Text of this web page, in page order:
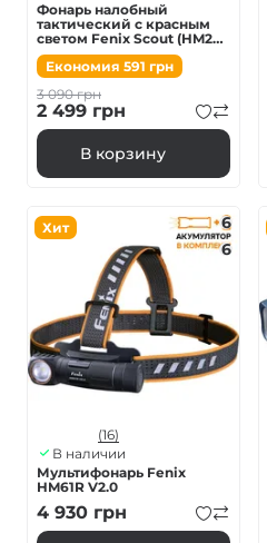
Фонарь налобный
тактический с красным
светом Fenix Scout (HM23
V2.0) | Лимитированная
серия
Економия 591 грн
3 090грн
2 499 грн
В корзину
Хит
6
6
(16)
В наличии
Мультифонарь Fenix
HM61R V2.0
4 930 грн